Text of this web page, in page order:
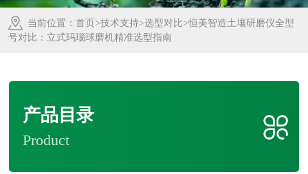
当前位置： 首页 >技术支持>选型对比>恒美智造土壤研磨仪全型
号对比：立式玛瑙球磨机精准选型指南
产品目录
Product